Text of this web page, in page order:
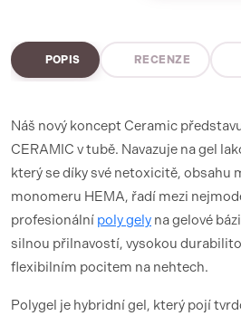
POPIS RECENZE
Náš nový koncept Ceramic
CERAMIC v tubě. Navazuje na gel
který se díky své netoxicitě, obsahu
monomeru HEMA, řadí mezi
profesionální poly gely na gelové
silnou přilnavostí, vysokou
flexibilním pocitem na nehtech.
Polygel je hybridní gel, který pojí